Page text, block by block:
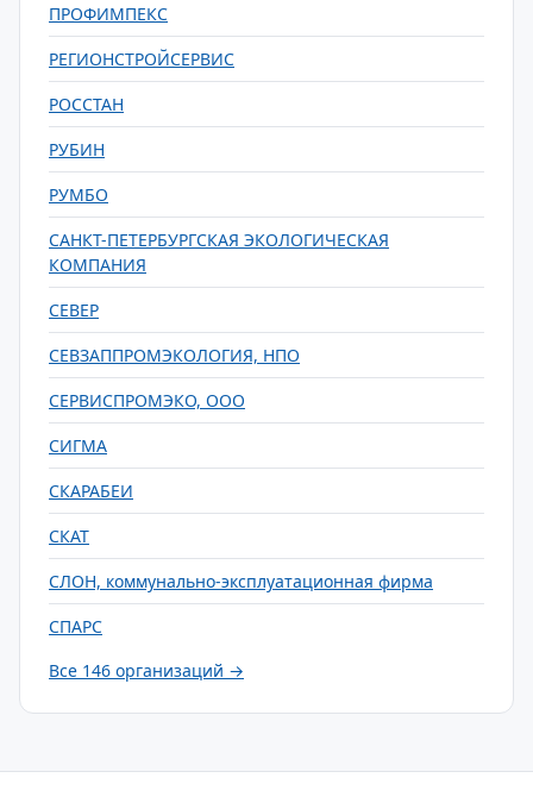
ПРОФИМПЕКС
РЕГИОНСТРОЙСЕРВИС
РОССТАН
РУБИН
РУМБО
САНКТ-ПЕТЕРБУРГСКАЯ ЭКОЛОГИЧЕСКАЯ
КОМПАНИЯ
СЕВЕР
СЕВЗАППРОМЭКОЛОГИЯ, НПО
СЕРВИСПРОМЭКО, ООО
СИГМА
СКАРАБЕИ
СКАТ
СЛОН, коммунально-эксплуатационная фирма
СПАРС
Все 146 организаций →